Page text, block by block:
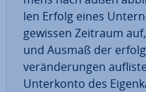
len Erfolg eines
gewissen Zeitraum
und Ausmaß der
ver­än­de­run­gen
Un­ter­kon­to des